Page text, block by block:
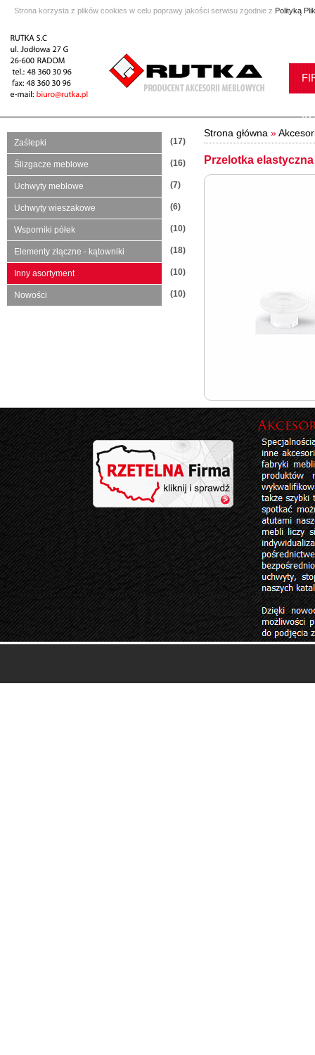
Strona korzysta z plików cookies w celu poprawy jakości serwisu zgodnie z Polityką
Zaślepki (17)
Ślizgacze meblowe (16)
Uchwyty meblowe (7)
Uchwyty wieszakowe (6)
Wsporniki półek (10)
Elementy złączne - kątowniki (18)
Inny asortyment (10)
Nowości (10)
Strona główna »
Przelotka